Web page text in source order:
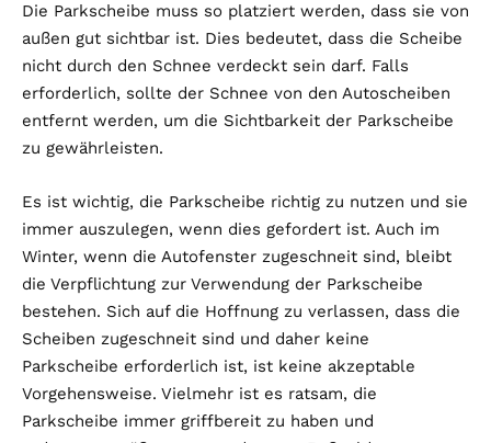
Die Parkscheibe muss so platziert werden, dass sie von
außen gut sichtbar ist. Dies bedeutet, dass die Scheibe
nicht durch den Schnee verdeckt sein darf. Falls
erforderlich, sollte der Schnee von den Autoscheiben
entfernt werden, um die Sichtbarkeit der Parkscheibe
zu gewährleisten.
Es ist wichtig, die Parkscheibe richtig zu nutzen und sie
immer auszulegen, wenn dies gefordert ist. Auch im
Winter, wenn die Autofenster zugeschneit sind, bleibt
die Verpflichtung zur Verwendung der Parkscheibe
bestehen. Sich auf die Hoffnung zu verlassen, dass die
Scheiben zugeschneit sind und daher keine
Parkscheibe erforderlich ist, ist keine akzeptable
Vorgehensweise. Vielmehr ist es ratsam, die
Parkscheibe immer griffbereit zu haben und